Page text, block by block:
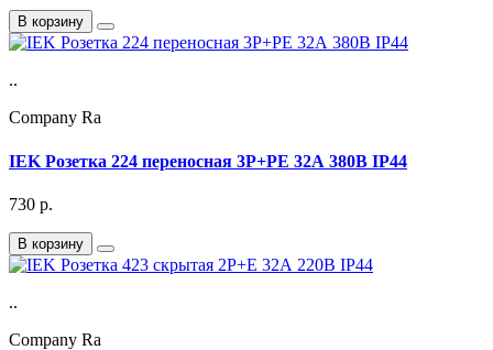
В корзину
..
Company Ra
IEK Розетка 224 переносная 3Р+РЕ 32А 380В IP44
730 р.
В корзину
..
Company Ra